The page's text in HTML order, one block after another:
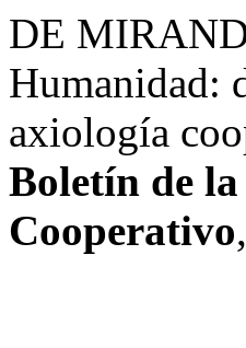
DE
Humanidad:
axiología
Boletín de
Cooperativo